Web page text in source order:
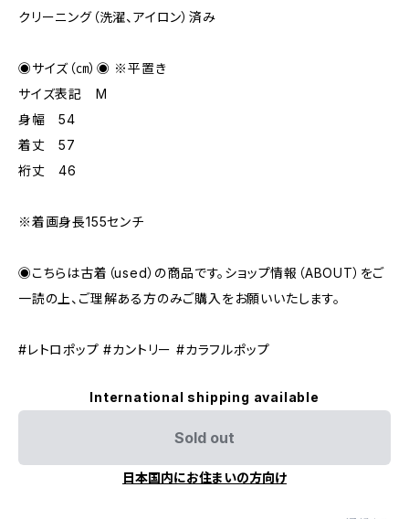
クリーニング（洗濯、アイロン）済み
◉サイズ（㎝）◉ ※平置き
サイズ表記 M
身幅 54
着丈 57
裄丈 46
※着画身長155センチ
◉こちらは古着（used）の商品です。ショップ情報（ABOUT）をご
一読の上、ご理解ある方のみご購入をお願いいたします。
#レトロポップ #カントリー #カラフルポップ
International shipping available
Sold out
日本国内にお住まいの方向け